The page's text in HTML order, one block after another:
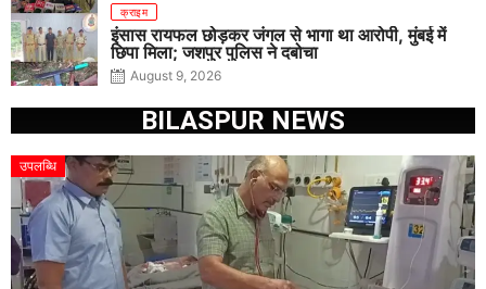
क्राइम
इंसास रायफल छोड़कर जंगल से भागा था आरोपी, मुंबई में
छिपा मिला; जशपुर पुलिस ने दबोचा
August 9, 2026
BILASPUR NEWS
उपलब्धि